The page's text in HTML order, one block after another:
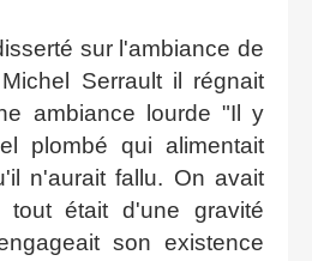
sur l'ambiance de
Serrault il régnait
ambiance lourde "Il y
plombé qui alimentait
n'aurait fallu. On avait
tout était d'une gravité
son existence